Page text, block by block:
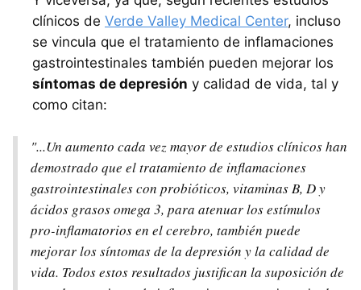
clínicos de Verde Valley Medical Center, incluso
se vincula que el tratamiento de inflamaciones
gastrointestinales también pueden mejorar los
síntomas de depresión y calidad de vida, tal y
como citan:
"...Un aumento cada vez mayor de estudios clínicos han
demostrado que el tratamiento de inflamaciones
gastrointestinales con probióticos, vitaminas B, D y
ácidos grasos omega 3, para atenuar los estímulos
pro-inflamatorios en el cerebro, también puede
mejorar los síntomas de la depresión y la calidad de
vida. Todos estos resultados justifican la suposición de